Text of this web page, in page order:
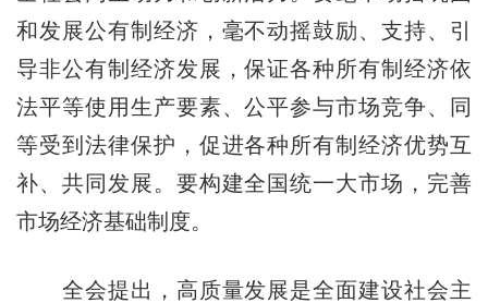
和发展公有制经济，毫不动摇鼓励、支持、引
导非公有制经济发展，保证各种所有制经济依
法平等使用生产要素、公平参与市场竞争、同
等受到法律保护，促进各种所有制经济优势互
补、共同发展。要构建全国统一大市场，完善
市场经济基础制度。
全会提出，高质量发展是全面建设社会主